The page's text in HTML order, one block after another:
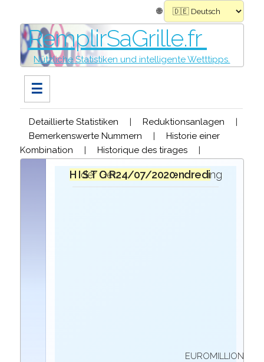
🌐
RemplirSaGrille.fr
Nützliche Statistiken und intelligente Wetttipps.
☰
Detaillierte Statistiken | Reduktionsanlagen
|
Bemerkenswerte Nummern
|
Historie einer
Kombination
| Historique des tirages |
H I S T O R I Q U E
bei der Ziehung der Gewinner des
vendredi 24/07/2020
EUROMILLIONEN